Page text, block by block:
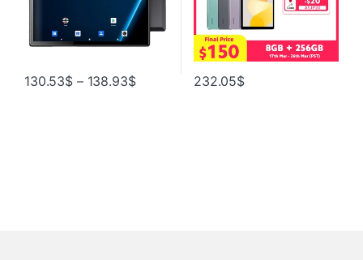
130.53$ – 138.93$ 232.05$